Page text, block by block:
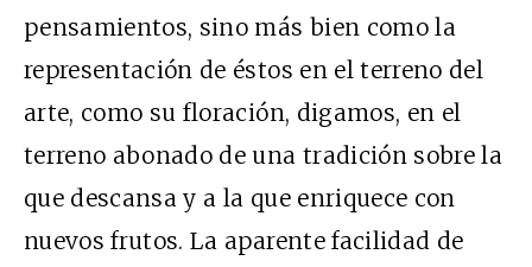
pensamientos, sino más bien como la
representación de éstos en el terreno del
arte, como su floración, digamos, en el
terreno abonado de una tradición sobre la
que descansa y a la que enriquece con
nuevos frutos. La aparente facilidad de